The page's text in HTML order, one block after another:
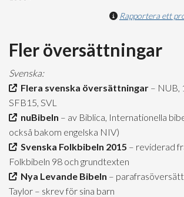
Rapportera ett
Fler översättningar
Svenska:
Flera svenska översättningar – NUB,
SFB15, SVL
nuBibeln – av Biblica, Internationella
också bakom engelska NIV)
Svenska Folkbibeln 2015 – reviderad
Folkbibeln 98 och grundtexten
Nya Levande Bibeln –
Taylor – skrev för sina barn